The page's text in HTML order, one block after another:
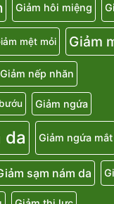
Giảm hôi miệng
mệt mỏi Giảm
Giảm nếp nhăn
Giảm ngứa
da Giảm ngứa mắt
sạm nám da